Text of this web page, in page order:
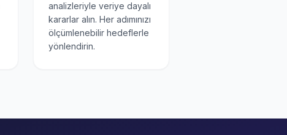
analizleriyle veriye dayalı
kararlar alın. Her adımınızı
ölçümlenebilir hedeflerle
yönlendirin.